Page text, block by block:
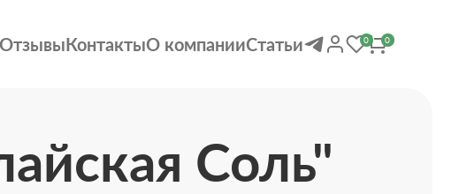
ОтзывыКонтактыО компанииСтатьи 0 0
Соль"